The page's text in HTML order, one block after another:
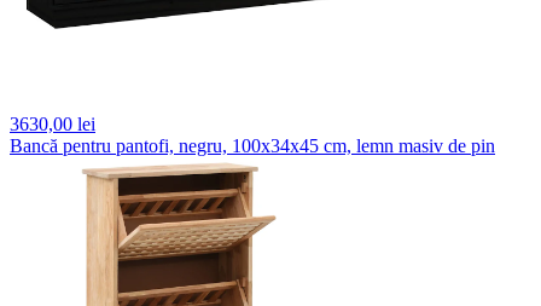
3630,00 lei
Bancă pentru pantofi, negru, 100x34x45 cm, lemn masiv de pin